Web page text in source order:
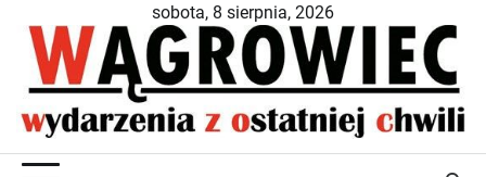
content
sobota, 8 sierpnia, 2026